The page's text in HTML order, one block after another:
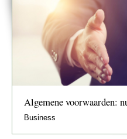
Algemene voorwaarden:
Business